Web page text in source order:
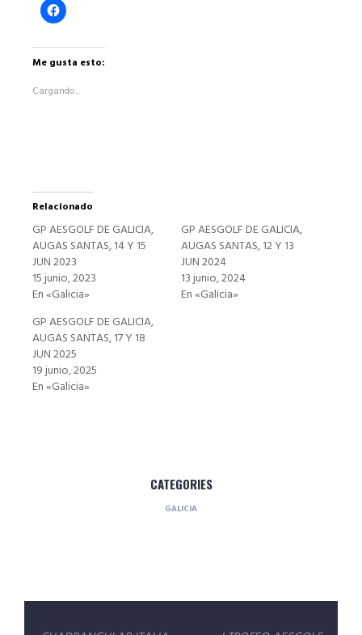
Haz
clic
en
Facebook
en
Me gusta esto:
Cargando...
Relacionado
GP AESGOLF DE GALICIA,
AUGAS SANTAS, 14 Y 15
JUN 2023
15 junio, 2023
En «Galicia»
GP AESGOLF DE GALICIA,
AUGAS SANTAS, 12 Y 13
JUN 2024
13 junio, 2024
En «Galicia»
GP AESGOLF DE GALICIA,
AUGAS SANTAS, 17 Y 18
JUN 2025
19 junio, 2025
En «Galicia»
CATEGORIES
GALICIA